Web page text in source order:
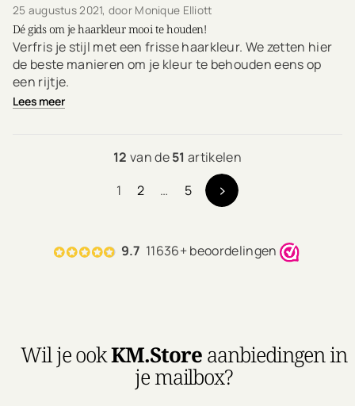
25 augustus 2021, door Monique Elliott
Dé gids om je haarkleur mooi te houden!
Verfris je stijl met een frisse haarkleur. We zetten hier
de beste manieren om je kleur te behouden eens op
een rijtje.
Lees meer
12 van de51 artikelen
1
2 … 5
9.7 11636+ beoordelingen
Wil je ookKM.Storeaanbiedingen in
je mailbox?